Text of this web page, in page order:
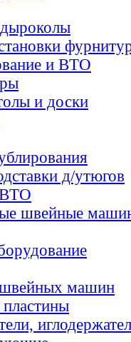
и ВТО
и доски
д/утюгов
ВТО
швейные
швейных машин